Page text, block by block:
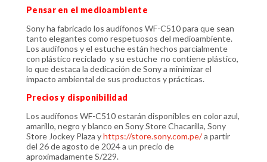
Pensar en el medioambiente
Sony ha fabricado los audífonos WF-C510 para que sean
tanto elegantes como respetuosos del medioambiente.
Los audífonos y el estuche están hechos parcialmente
con plástico reciclado y su estuche no contiene plástico,
lo que destaca la dedicación de Sony a minimizar el
impacto ambiental de sus productos y prácticas.
Precios y disponibilidad
Los audífonos WF-C510 estarán disponibles en color azul,
amarillo, negro y blanco en Sony Store Chacarilla, Sony
Store Jockey Plaza yhttps://store.sony.com.pe/a partir
del 26 de agosto de 2024 a un precio de
aproximadamente S/229.